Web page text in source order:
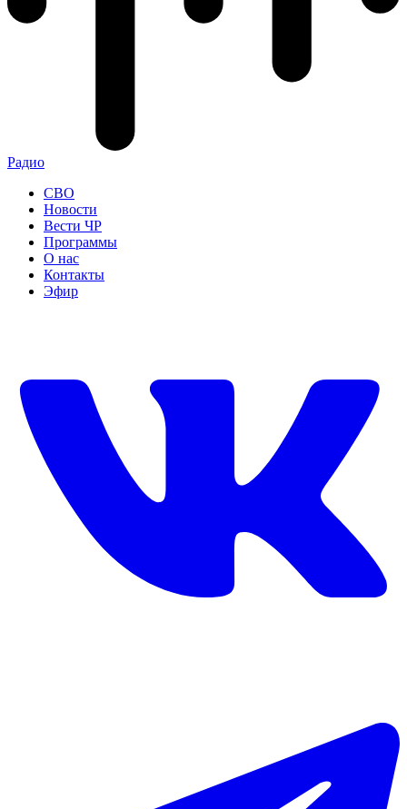
Радио
СВО
Новости
Вести ЧР
Программы
О нас
Контакты
Эфир